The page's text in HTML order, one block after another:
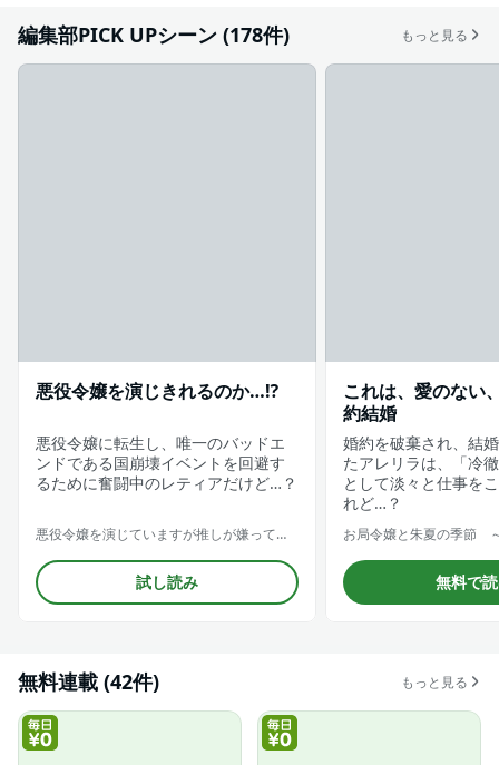
編集部PICK UPシーン (178件) もっと見る
悪役令嬢を演じきれるのか…⁉
悪役令嬢に転生し、唯一のバッドエ
ンドである国崩壊イベントを回避す
るために奮闘中のレティアだけど…？
悪役令嬢を演じていますが推しが嫌ってくれません【合冊版】
試し読み
これは、愛のない
約結婚
婚約を破棄され、結
たアレリラは、「冷
として淡々と仕事を
れど…？
無料で
無料連載 (42件) もっと見る